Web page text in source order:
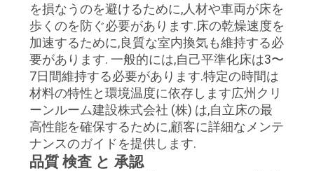
を損なうのを避けるために,人材や車両が床を
歩くのを防ぐ必要があります.床の乾燥速度を
加速するために,良質な室内換気も維持する必
要があります. 一般的には,自己平準化床は3〜
7日間維持する必要があります.特定の時間は
材料の特性と環境温度に依存します広州クリ
ーンルーム建設株式会社 (株) は,自立床の最
高性能を確保するために,顧客に詳細なメンテ
ナンスのガイドを提供します.
品質 検査 と 承認